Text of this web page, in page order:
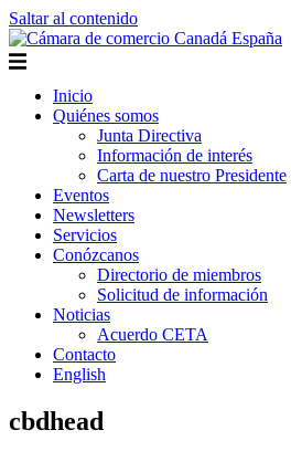
Saltar al contenido
Inicio
Quiénes somos
Junta Directiva
Información de interés
Carta de nuestro Presidente
Eventos
Newsletters
Servicios
Conózcanos
Directorio de miembros
Solicitud de información
Noticias
Acuerdo CETA
Contacto
English
cbdhead